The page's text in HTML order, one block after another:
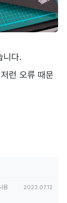
니다.
런 오류 때문
용
2023.07.12